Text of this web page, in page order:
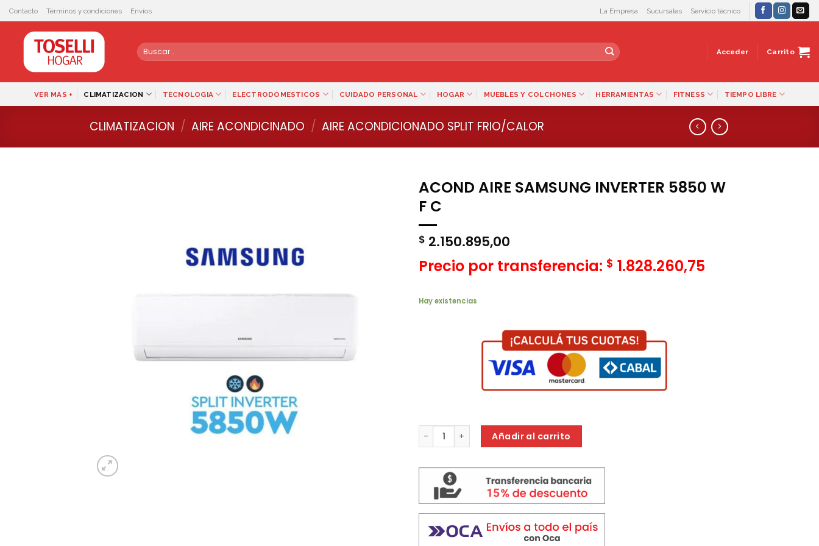
Skip
to
content
Contacto Términos y condiciones Envíos La Empresa Sucursales Servicio técnico
Buscar
por:
Acceder Carrito
VER MAS + CLIMATIZACION TECNOLOGIA ELECTRODOMESTICOS CUIDADO PERSONAL HOGAR MUEBLES Y COLCHONES HERRAMIENTAS FITNESS TIEMPO LIBRE
CLIMATIZACION / AIRE ACONDICINADO / AIRE ACONDICIONADO SPLIT FRIO/CALOR
ACOND AIRE SAMSUNG INVERTER 5850 W
F C
$ 2.150.895,00
Precio por transferencia: $ 1.828.260,75
Hay existencias
ACOND AIRE SAMSUNG INVERTER 5850 W F C cantidad
Añadir al carrito